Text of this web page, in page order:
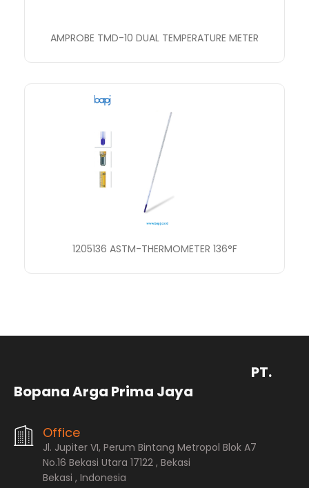
AMPROBE TMD-10 DUAL TEMPERATURE METER
1205136 ASTM-THERMOMETER 136°F
PT.
Bopana Arga Prima Jaya
Office
Jl. Jupiter VI, Perum Bintang Metropol Blok A7
No.16 Bekasi Utara 17122 , Bekasi
Bekasi , Indonesia